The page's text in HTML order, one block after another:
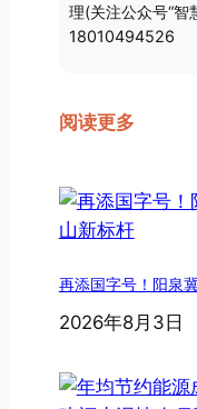
理(关注公众号“智
18010494526
阅读更多
再添国字号！阳泉
2026年8月3日